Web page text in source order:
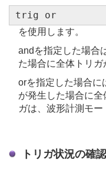
trig or
を使用します。
andを指定した場合
た場合に全体トリガ
orを指定した場合に
が発生した場合に
ガは、波形計測モー
トリガ状況の確認